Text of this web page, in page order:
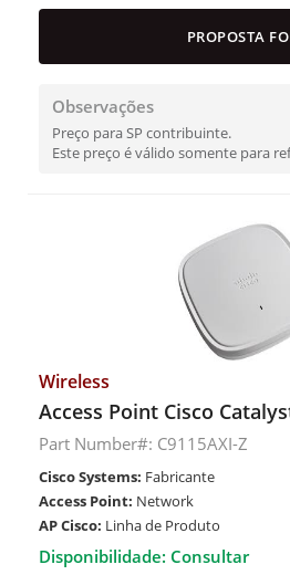
PROPOSTA
Observações
Preço para SP contribuinte.
Este preço é válido somente para
Wireless
Access Point Cisco
Part Number#: C9115AXI-Z
Cisco Systems: Fabricante
Access Point: Network
AP Cisco: Linha de Produto
Disponibilidade: Consultar